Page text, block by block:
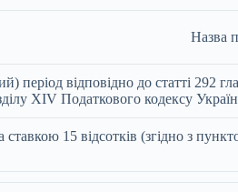
Назва
період відповідно до статті 292
XIV Податкового кодексу
15 відсотків (згідно з